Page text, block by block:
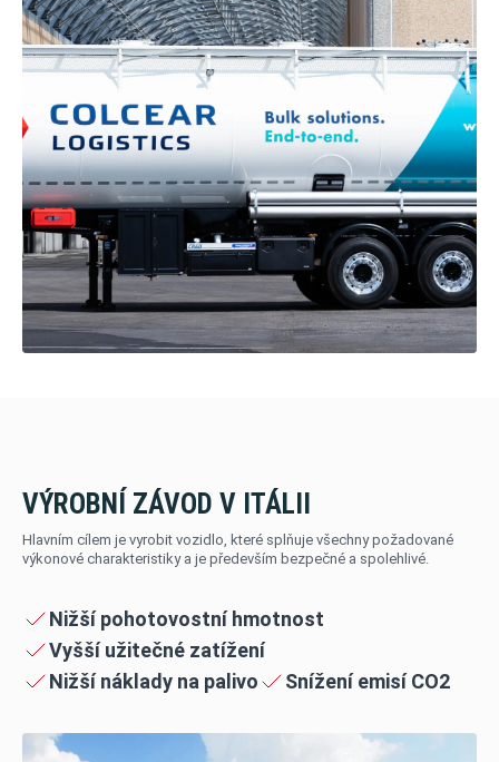
VÝROBNÍ ZÁVOD V ITÁLII
Hlavním cílem je vyrobit vozidlo, které splňuje všechny požadované
výkonové charakteristiky a je především bezpečné a spolehlivé.
Nižší pohotovostní hmotnost
Vyšší užitečné zatížení
Nižší náklady na palivo
Snížení emisí CO2